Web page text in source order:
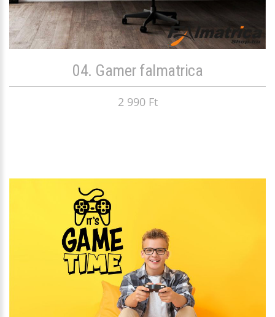
04. Gamer falmatrica
2 990 Ft